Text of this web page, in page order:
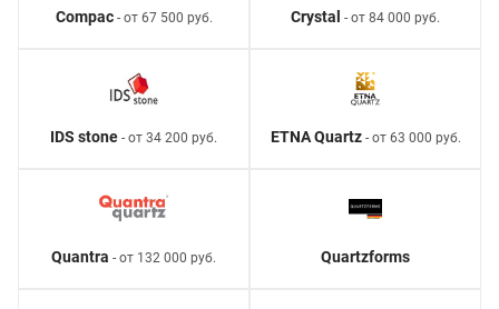
Compac- от 67 500 руб. Crystal - от 84 000 руб.
IDS stone - от 34 200 руб. ETNA Quartz- от 63 000 руб.
Quantra - от 132 000 руб. Quartzforms